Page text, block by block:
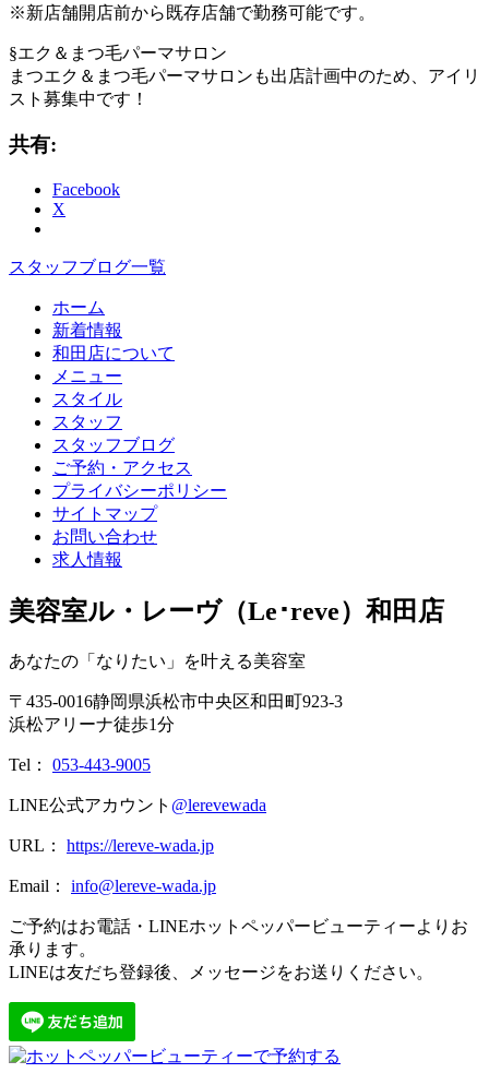
※新店舗開店前から既存店舗で勤務可能です。
§エク＆まつ毛パーマサロン
まつエク＆まつ毛パーマサロンも出店計画中のため、アイリ
スト募集中です！
共有:
Facebook
X
スタッフブログ一覧
ホーム
新着情報
和田店について
メニュー
スタイル
スタッフ
スタッフブログ
ご予約・アクセス
プライバシーポリシー
サイトマップ
お問い合わせ
求人情報
美容室ル・レーヴ（Le･reve）和田店
あなたの「なりたい」を叶える美容室
〒 435-0016静岡県浜松市中央区和田町923-3
浜松アリーナ徒歩1分
Tel： 053-443-9005
LINE公式アカウント @lerevewada
URL： https://lereve-wada.jp
Email： info@lereve-wada.jp
ご予約はお電話・LINEホットペッパービューティーよりお
承ります。
LINEは友だち登録後、メッセージをお送りください。